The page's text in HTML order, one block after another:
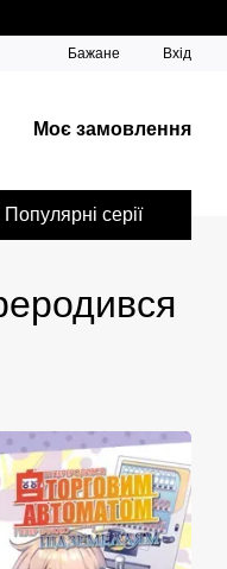
Бажане Вхід
Моє замовлення
Популярні серії